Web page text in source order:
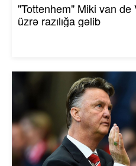
"Tottenhem" Miki van
üzrə razılığa gəlib